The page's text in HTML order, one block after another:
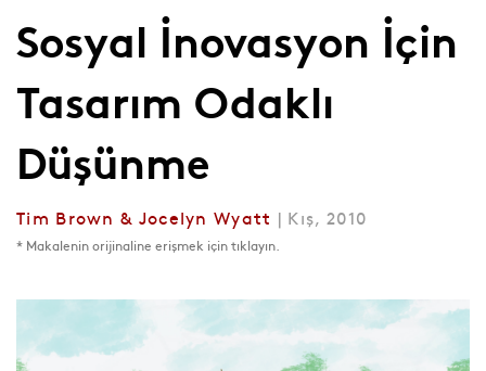
Sosyal İnovasyon İçin
Tasarım Odaklı
Düşünme
Tim Brown & Jocelyn Wyatt | Kış, 2010
* Makalenin orijinaline erişmek için tıklayın.